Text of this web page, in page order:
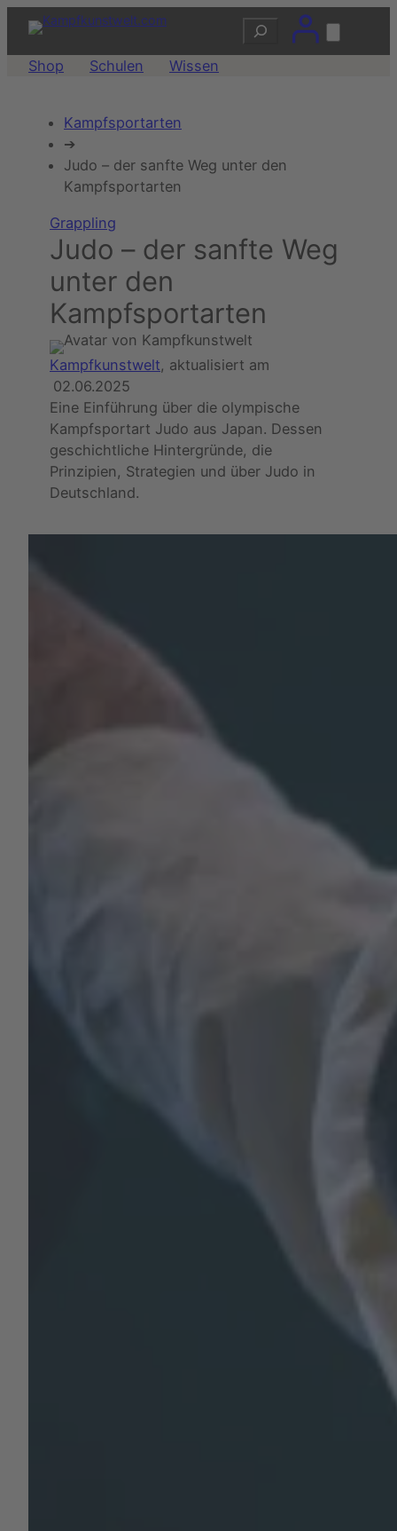
Zum
Inhalt
springen
Suchen
Shop Schulen Wissen
Kampfsportarten
➔
Judo – der sanfte Weg unter den
Kampfsportarten
Grappling
Judo – der sanfte Weg
unter den
Kampfsportarten
Kampfkunstwelt, aktualisiert am
02.06.2025
Eine Einführung über die olympische
Kampfsportart Judo aus Japan. Dessen
geschichtliche Hintergründe, die
Prinzipien, Strategien und über Judo in
Deutschland.